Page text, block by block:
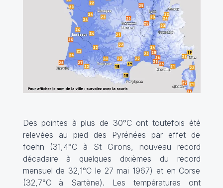
Des pointes à plus de 30°C ont toutefois été
relevées au pied des Pyrénées par effet de
foehn (31,4°C à St Girons, nouveau record
décadaire à quelques dixièmes du record
mensuel de 32,1°C le 27 mai 1967) et en Corse
(32,7°C à Sartène). Les températures ont